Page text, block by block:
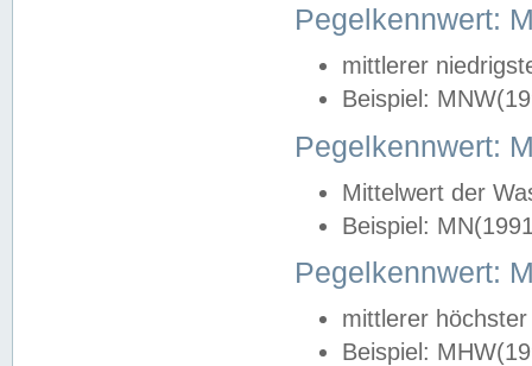
Pegelkennwert:
mittlerer
Beispiel:
Pegelkennwert:
Mittelwert der
Beispiel:
Pegelkennwert:
mittlerer
Beispiel: